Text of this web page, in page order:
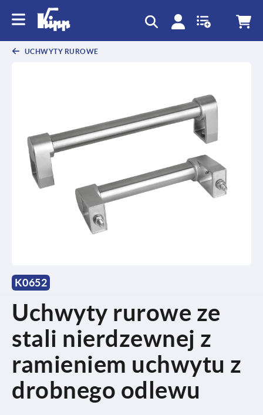
UCHWYTY RUROWE
K0652
Uchwyty rurowe ze
stali nierdzewnej z
ramieniem uchwytu z
drobnego odlewu